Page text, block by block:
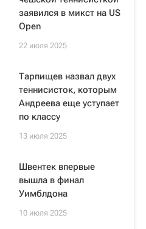
заявился в микст на US
Open
22 июля 2025
Тарпищев назвал двух
теннисисток, которым
Андреева еще уступает
по классу
13 июля 2025
Швентек впервые
вышла в финал
Уимблдона
10 июля 2025